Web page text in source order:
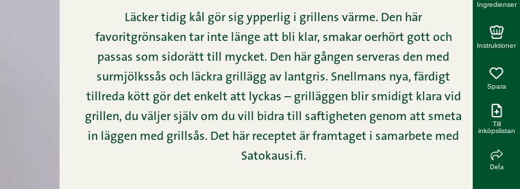
Läcker tidig kål gör sig ypperlig i grillens värme. Den här
favoritgrönsaken tar inte länge att bli klar, smakar oerhört gott och
passas som sidorätt till mycket. Den här gången serveras den med
surmjölkssås och läckra grillägg av lantgris. Snellmans nya, färdigt
tillreda kött gör det enkelt att lyckas – grilläggen blir smidigt klara vid
grillen, du väljer själv om du vill bidra till saftigheten genom att smeta
in läggen med grillsås. Det här receptet är framtaget i samarbete med
Satokausi.fi.
Ingredienser
Instruktioner
Spara
Till
inköpslistan
Dela